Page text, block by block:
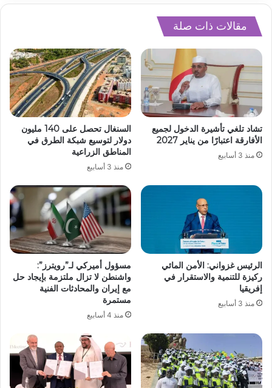
مقالات ذات صلة
تشاد تلغي تأشيرة الدخول لجميع
الأفارقة اعتبارًا من يناير 2027
منذ 3 أسابيع
السنغال تحصل على 140 مليون
دولار لتوسيع شبكة الطرق في
المناطق الزراعية
منذ 3 أسابيع
الرئيس غزواني: الأمن المائي
ركيزة للتنمية والاستقرار في
إفريقيا
منذ 3 أسابيع
مسؤول أميركي لـ”رويترز”:
واشنطن لا تزال ملتزمة بإيجاد حل
مع إيران والمحادثات الفنية
مستمرة
منذ 4 أسابيع